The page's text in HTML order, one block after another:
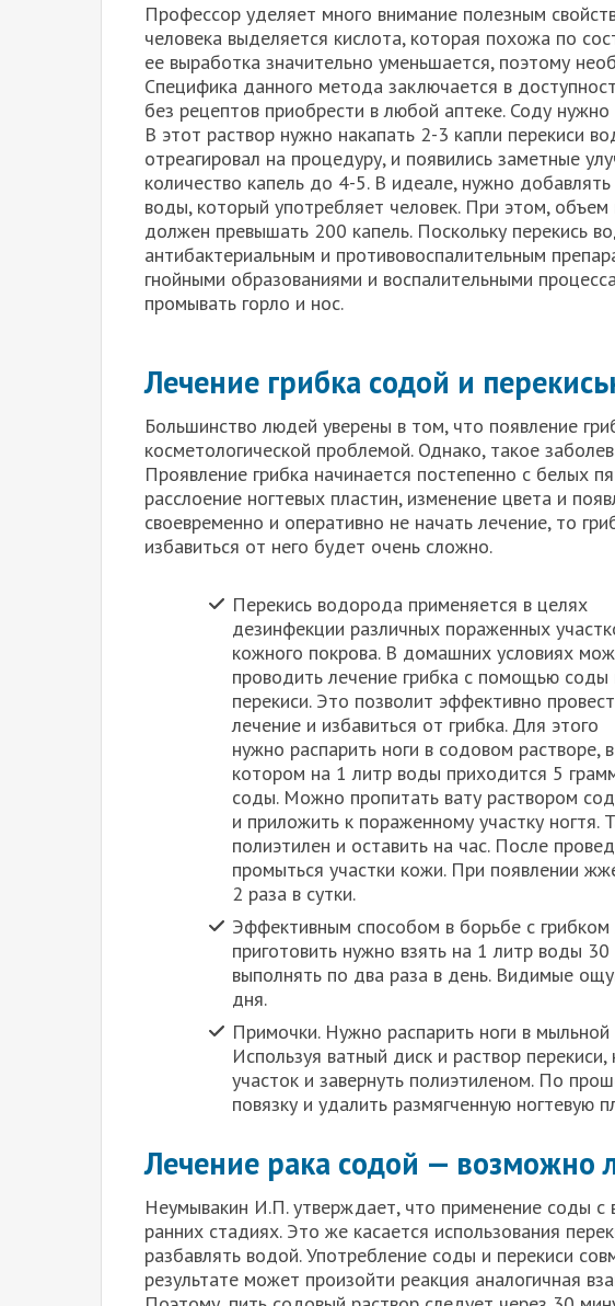
Профессор уделяет много внимание полезным
человека выделяется кислота, которая похожа по
ее выработка значительно уменьшается, поэтому
Специфика данного метода заключается в
без рецептов приобрести в любой аптеке. Соду
В этот раствор нужно накапать 2-3 капли перекиси
отреагировал на процедуру, и появились заметные
количество капель до 4-5. В идеале, нужно
воды, который употребляет человек. При этом,
должен превышать 200 капель. Поскольку перекись
антибактериальным и противовоспалительным
гнойными образованиями и воспалительными
промывать горло и нос.
Лечение грибка содой и
Большинство людей уверены в том, что появление
косметологической проблемой. Однако, такое
Проявление грибка начинается постепенно с белых
расслоение ногтевых пластин, изменение цвета и
своевременно и оперативно не начать лечение, то
избавиться от него будет очень сложно.
Перекись водорода применяется в целях
дезинфекции различных пораженных
кожного покрова. В домашних условиях
проводить лечение грибка с помощью соды
перекиси. Это позволит эффективно
лечение и избавиться от грибка. Для этого
нужно распарить ноги в содовом растворе, в
котором на 1 литр воды приходится 5
соды. Можно пропитать вату раствором
и приложить к пораженному участку ногтя.
полиэтилен и оставить на час. После
промыться участки кожи. При появлении
2 раза в сутки.
Эффективным способом в борьбе с
приготовить нужно взять на 1 литр воды
выполнять по два раза в день. Видимые
дня.
Примочки. Нужно распарить ноги в
Используя ватный диск и раствор
участок и завернуть полиэтиленом. По
повязку и удалить размягченную ногтевую
Лечение рака содой — возможно
Неумывакин И.П. утверждает, что применение соды с
ранних стадиях. Это же касается использования
разбавлять водой. Употребление соды и перекиси
результате может произойти реакция аналогичная